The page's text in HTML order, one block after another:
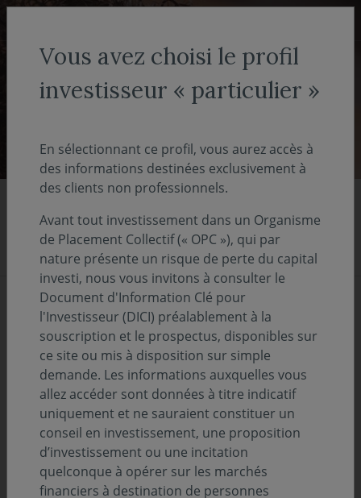
Aller au menu
Aller au contenu
COVEA FINANCE Médiathèque
Médiathèque
A la une
09 avril 2026
Covéa Finance dévoile sa nouvelle vidéo
Vous avez choisi le profil
investisseur « particulier »
En sélectionnant ce profil, vous aurez accès à
des informations destinées exclusivement à
des clients non professionnels.
Avant tout investissement dans un Organisme
de Placement Collectif (« OPC »), qui par
nature présente un risque de perte du capital
investi, nous vous invitons à consulter le
Document d'Information Clé pour
l'Investisseur (DICI) préalablement à la
souscription et le prospectus, disponibles sur
ce site ou mis à disposition sur simple
demande. Les informations auxquelles vous
allez accéder sont données à titre indicatif
uniquement et ne sauraient constituer un
conseil en investissement, une proposition
d’investissement ou une incitation
quelconque à opérer sur les marchés
financiers à destination de personnes